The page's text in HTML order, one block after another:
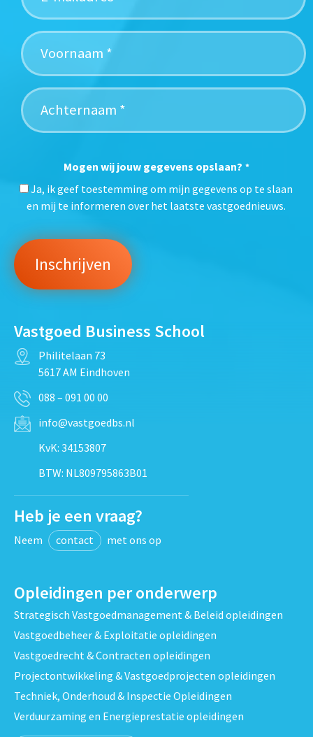
Mogen wij jouw gegevens opslaan? *
Ja, ik geef toestemming om mijn gegevens op te slaan
en mij te informeren over het laatste vastgoednieuws.
Vastgoed Business School
Philitelaan 73
5617 AM Eindhoven
088 – 091 00 00
info@vastgoedbs.nl
KvK: 34153807
BTW: NL809795863B01
Heb je een vraag?
Neem contact met ons op
Opleidingen per onderwerp
Strategisch Vastgoedmanagement & Beleid opleidingen
Vastgoedbeheer & Exploitatie opleidingen
Vastgoedrecht & Contracten opleidingen
Projectontwikkeling & Vastgoedprojecten opleidingen
Techniek, Onderhoud & Inspectie Opleidingen
Verduurzaming en Energieprestatie opleidingen